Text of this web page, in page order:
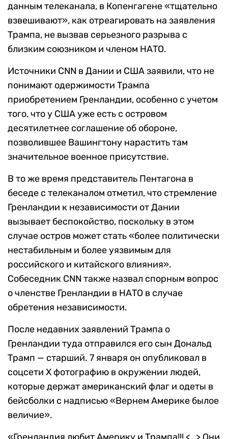
данным телеканала, в Копенгагене «тщательно
взвешивают», как отреагировать на заявления
Трампа, не вызвав серьезного разрыва с
близким союзником и членом НАТО.
Источники CNN в Дании и США заявили, что не
понимают одержимости Трампа
приобретением Гренландии, особенно с учетом
того, что у США уже есть с островом
десятилетнее соглашение об обороне,
позволившее Вашингтону нарастить там
значительное военное присутствие.
В то же время представитель Пентагона в
беседе с телеканалом отметил, что стремление
Гренландии к независимости от Дании
вызывает беспокойство, поскольку в этом
случае остров может стать «более политически
нестабильным и более уязвимым для
российского и китайского влияния».
Собеседник CNN также назвал спорным вопрос
о членстве Гренландии в НАТО в случае
обретения независимости.
После недавних заявлений Трампа о
Гренландии туда отправился его сын Дональд
Трамп — старший. 7 января он опубликовал в
соцсети Х фотографию в окружении людей,
которые держат американский флаг и одеты в
бейсболки с надписью «Вернем Америке былое
величие».